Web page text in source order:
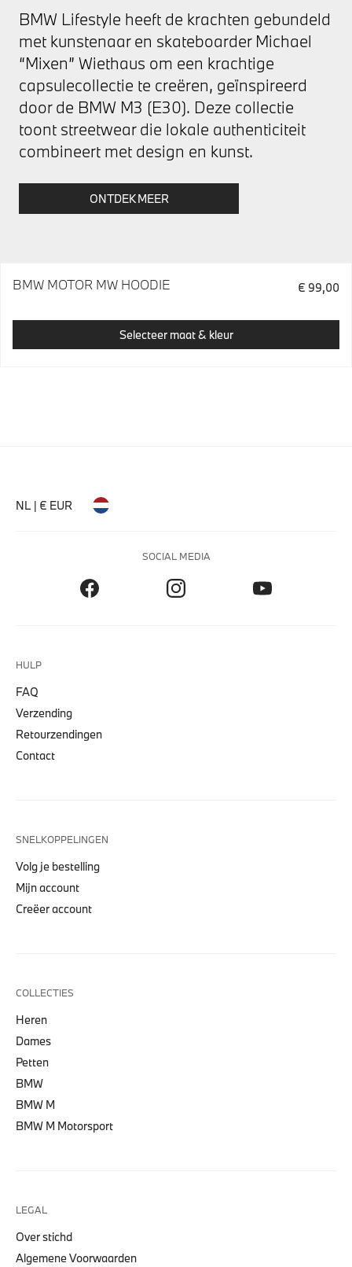
BMW Lifestyle heeft de krachten gebundeld
met kunstenaar en skateboarder Michael
“Mixen” Wiethaus om een krachtige
capsulecollectie te creëren, geïnspireerd
door de BMW M3 (E30). Deze collectie
toont streetwear die lokale authenticiteit
combineert met design en kunst.
ONTDEK MEER
BMW MOTOR MW HOODIE € 99,00
Selecteer maat & kleur
NL | € EUR
SOCIAL MEDIA
HULP
FAQ
Verzending
Retourzendingen
Contact
SNELKOPPELINGEN
Volg je bestelling
Mijn account
Creëer account
COLLECTIES
Heren
Dames
Petten
BMW
BMW M
BMW M Motorsport
LEGAL
Over stichd
Algemene Voorwaarden